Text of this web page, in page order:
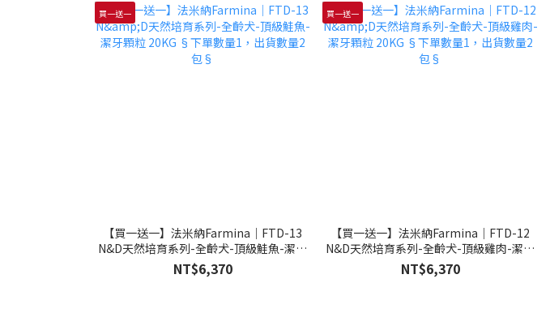
買一送一
【買一送一】法米納Farmina｜FTD-13
N&D天然培育系列-全齡犬-頂級鮭魚-潔牙
顆粒 20KG §下單數量1，出貨數量2包§
NT$6,370
買一送一
【買一送一】法米納Farmina｜FTD-12
N&D天然培育系列-全齡犬-頂級雞肉-潔牙
顆粒 20KG §下單數量1，出貨數量2包§
NT$6,370